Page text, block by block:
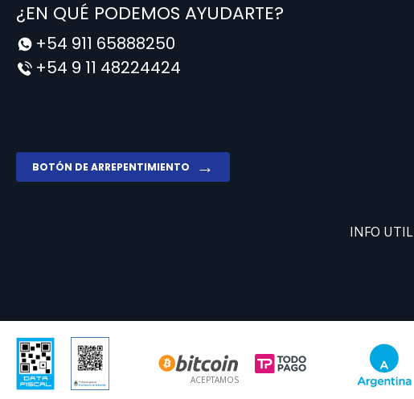
¿EN QUÉ PODEMOS AYUDARTE?
+54 911 65888250
+54 9 11 48224424
BOTÓN DE ARREPENTIMIENTO
INFO UTIL
ACEPTAMOS